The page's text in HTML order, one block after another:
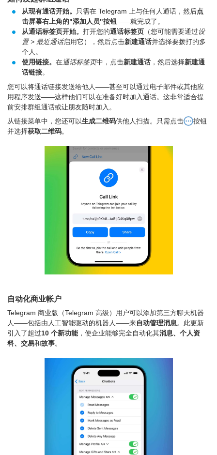
从现有通话开始。 只需在 Telegram 上与任何人通话，然后点
击屏幕右上角的"添加人员"按钮——就完成了。
从通话标签页开始。 打开您的通话标签页 （您可能需要通过设
置 > 最近通话启用它），然后点击新建通话并选择要拨打的多
个人。
使用链接。 在通话标签页中，点击新建通话 ，然后选择新建通
话链接。
您可以将通话链接发送给他人——甚至可以通过电子邮件或其他应
用程序发送——这样他们可以在准备好时加入通话。这非常适合提
前安排群组通话或让朋友随时加入。
从链接菜单中，您还可以生成二维码供他人扫描。只需点击
按钮
并选择获取二维码。
自动化商业帐户
Telegram 商业版（Telegram 高级）用户可以添加第三方聊天机器
人——包括由人工智能驱动的机器人——来自动管理消息。此更新
引入了超过10 个新功能，使企业能够完全自动化其消息、个人资
料、交易和故事。